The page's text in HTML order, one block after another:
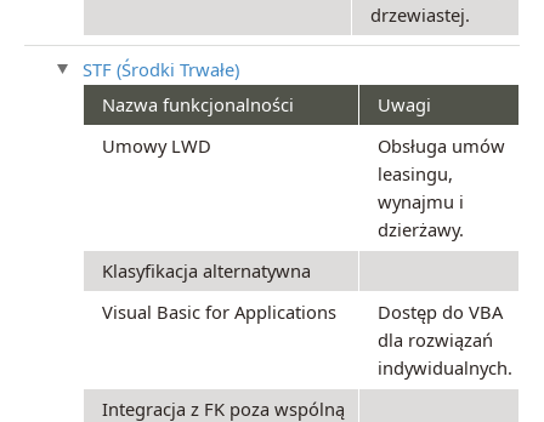
drzewiastej.
STF (Środki Trwałe)
Nazwa funkcjonalności
Uwagi
Umowy LWD
Obsługa umów
leasingu,
wynajmu i
dzierżawy.
Klasyfikacja alternatywna
Visual Basic for Applications
Dostęp do VBA
dla rozwiązań
indywidualnych.
Integracja z FK poza wspólną